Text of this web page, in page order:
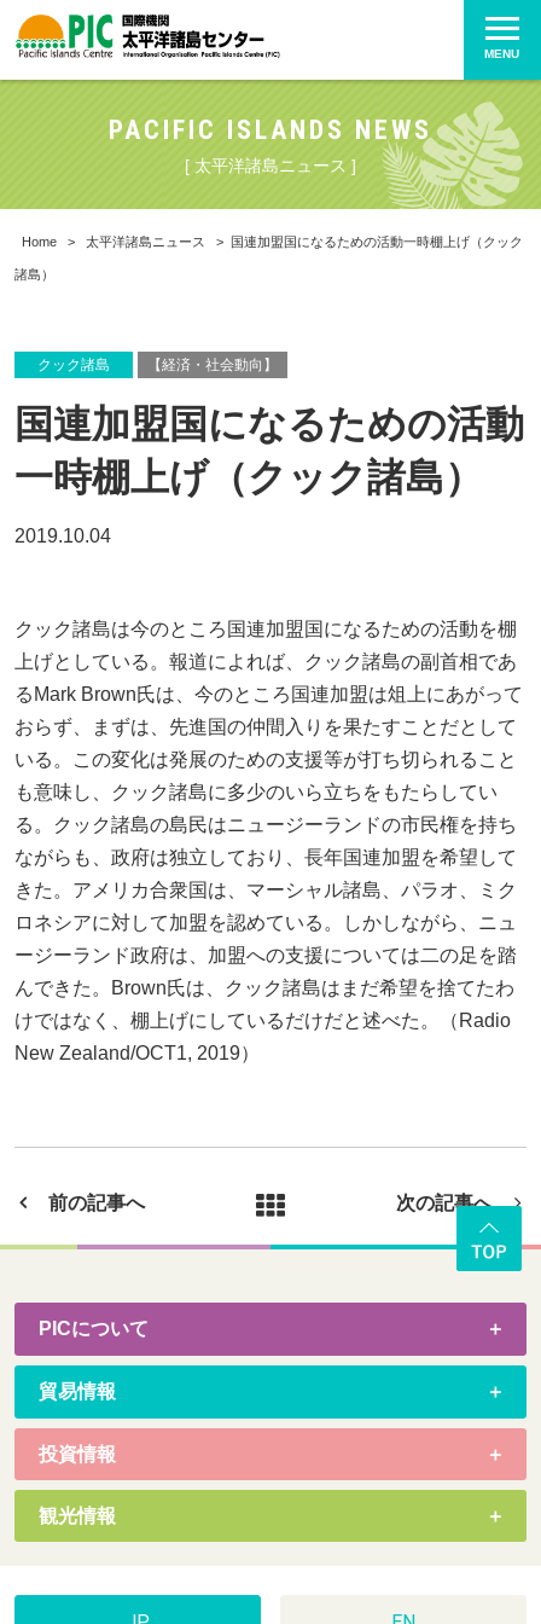
MENU
PACIFIC ISLANDS NEWS
[ 太平洋諸島ニュース ]
Home > 太平洋諸島ニュース > 国連加盟国になるための活動一時棚上げ（クック
諸島）
クック諸島 【経済・社会動向】
国連加盟国になるための活動
一時棚上げ（クック諸島）
2019.10.04
クック諸島は今のところ国連加盟国になるための活動を棚
上げとしている。報道によれば、クック諸島の副首相であ
るMark Brown氏は、今のところ国連加盟は俎上にあがって
おらず、まずは、先進国の仲間入りを果たすことだとして
いる。この変化は発展のための支援等が打ち切られること
も意味し、クック諸島に多少のいら立ちをもたらしてい
る。クック諸島の島民はニュージーランドの市民権を持ち
ながらも、政府は独立しており、長年国連加盟を希望して
きた。アメリカ合衆国は、マーシャル諸島、パラオ、ミク
ロネシアに対して加盟を認めている。しかしながら、ニュ
ージーランド政府は、加盟への支援については二の足を踏
んできた。Brown氏は、クック諸島はまだ希望を捨てたわ
けではなく、棚上げにしているだけだと述べた。（Radio
New Zealand/OCT1, 2019）
前の記事へ 次の記事へ
PICについて
貿易情報
投資情報
観光情報